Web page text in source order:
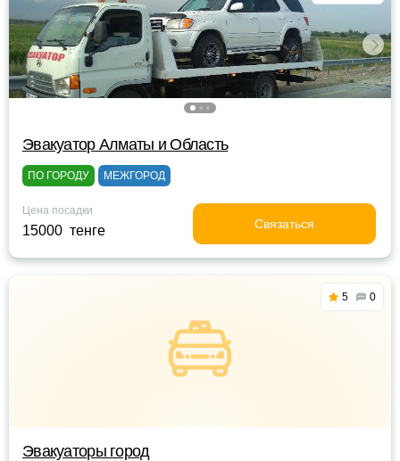
Эвакуатор Алматы и Область
ПО ГОРОДУ МЕЖГОРОД
Цена посадки
15000 тенге Связаться
5 0
Эвакуаторы город